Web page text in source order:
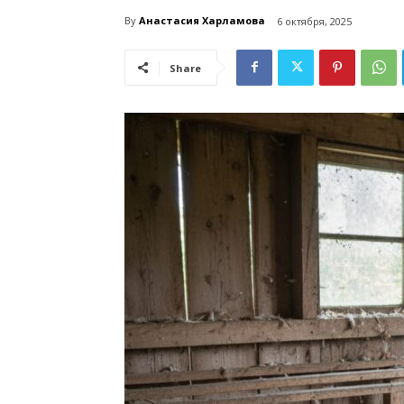
By Анастасия Харламова 6 октября, 2025
Share